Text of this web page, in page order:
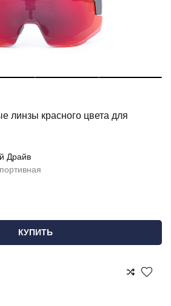
линзы красного цвета для
Драйв
КУПИТЬ